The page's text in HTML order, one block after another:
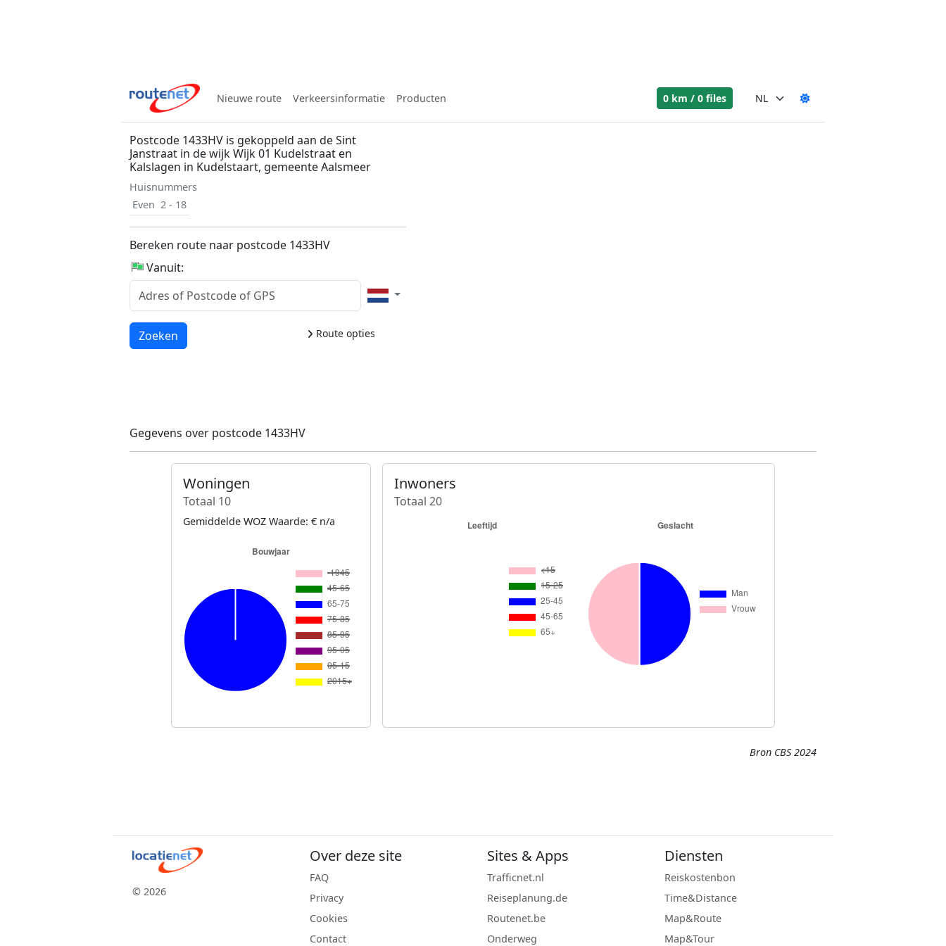
Nieuwe route Verkeersinformatie Producten 0 km / 0 files
Postcode 1433HV is gekoppeld aan de Sint
Janstraat in de wijk Wijk 01 Kudelstraat en
Kalslagen in Kudelstaart, gemeente Aalsmeer
Huisnummers
Even 2 - 18
Bereken route naar postcode 1433HV
Vanuit:
Route opties
Laden...
Zoeken
Gegevens over postcode 1433HV
Woningen
Totaal 10
Gemiddelde WOZ Waarde: € n/a
Inwoners
Totaal 20
Bron CBS 2024
© 2026
Over deze site
FAQ
Privacy
Cookies
Contact
Sites & Apps
Trafficnet.nl
Reiseplanung.de
Routenet.be
Onderweg
Diensten
Reiskostenbon
Time&Distance
Map&Route
Map&Tour